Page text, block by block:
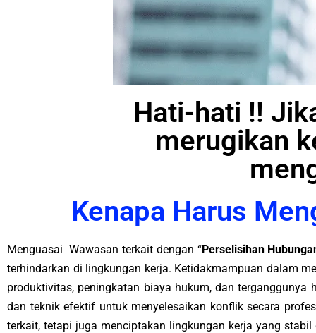
Hati-hati !!
merugikan
Kenapa Harus
Menguasai Wawasan terkait dengan “Perselisihan
terhindarkan di lingkungan kerja. Ketidakmampuan dalam
produktivitas, peningkatan biaya hukum, dan
dan teknik efektif untuk menyelesaikan konflik secara
terkait, tetapi juga menciptakan lingkungan kerja yang